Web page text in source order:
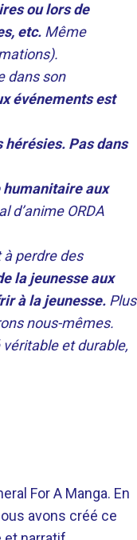
ou lors de
etc. Même
dans son
événements est
Pas dans
humanitaire aux
d’anime ORDA
perdre des
la jeunesse aux
à la jeunesse. Plus
nous-mêmes.
et durable,
For A Manga. En
avons créé ce